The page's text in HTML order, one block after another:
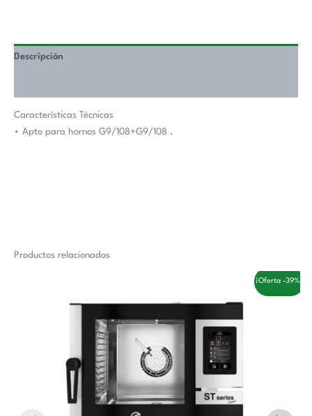
Descripción
Características Técnicas
• Apto para hornos G9/108+G9/108 .
Productos relacionados
¡Oferta -39%!
6.200,00 €.3.770,00 €.